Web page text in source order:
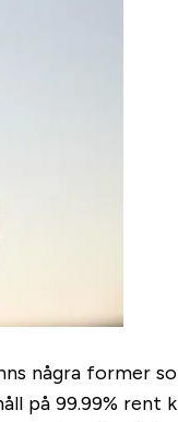
några former
på 99.99% rent